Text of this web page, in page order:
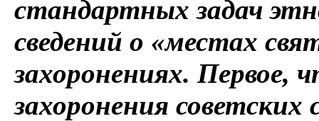
стандартных задач
сведений о «местах
захоронениях. Первое,
захоронения